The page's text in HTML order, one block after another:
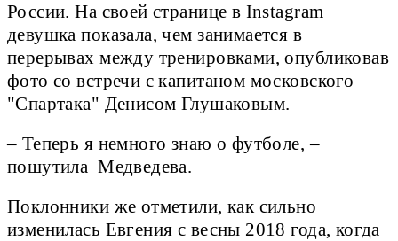
России. На своей странице в Instagram
девушка показала, чем занимается в
перерывах между тренировками, опубликовав
фото со встречи с капитаном московского
"Спартака" Денисом Глушаковым.
– Теперь я немного знаю о футболе, –
пошутила Медведева.
Поклонники же отметили, как сильно
изменилась Евгения с весны 2018 года, когда